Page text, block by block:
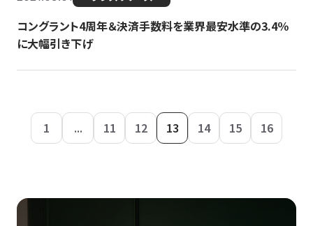
コングラント4周年＆決済手数料を業界最安水準の3.4％
に大幅引き下げ
1 ... 11 12 13 14 15 16